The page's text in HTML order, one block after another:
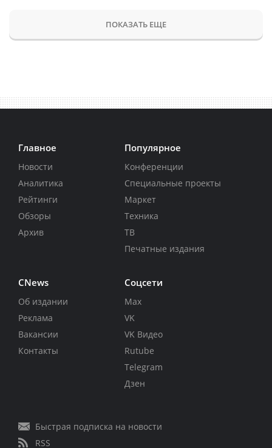
ПОКАЗАТЬ ЕЩЕ
Главное
Новости
Аналитика
Рейтинги
Обзоры
Архив
Популярное
Конференции
Специальные проекты
Маркет
Техника
ТВ
Печатные издания
CNews
Об издании
Реклама
Вакансии
Контакты
Соцсети
Max
VK
VK Видео
Rutube
Telegram
Дзен
Быстрая подписка на новости
RSS